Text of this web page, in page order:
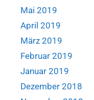
Mai 2019
April 2019
März 2019
Februar 2019
Januar 2019
Dezember 2018